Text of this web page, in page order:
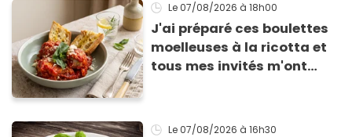
Le 07/08/2026 à 18h00
J'ai préparé ces boulettes
moelleuses à la ricotta et
tous mes invités m'ont
Le 07/08/2026 à 16h30